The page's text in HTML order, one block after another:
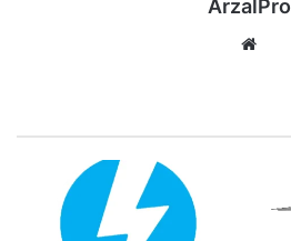
ArzalPro